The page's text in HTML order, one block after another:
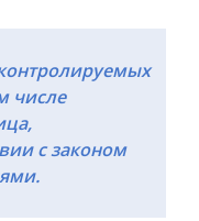
числе
с законом